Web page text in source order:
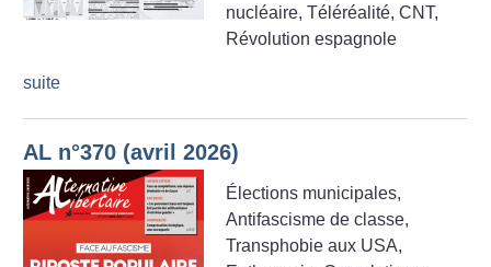
nucléaire, Téléréalité, CNT,
Révolution espagnole
suite
AL n°370 (avril 2026)
Élections municipales,
Antifascisme de classe,
Transphobie aux USA,